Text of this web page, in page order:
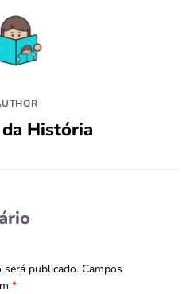
História
será publicado. Campos
*